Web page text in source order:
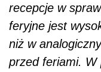
recepcje w
feryjne jest
niż w
przed feriami. W